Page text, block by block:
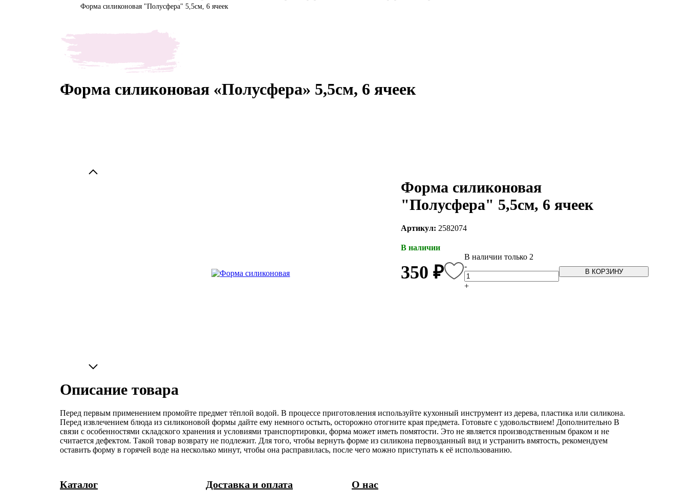
Форма силиконовая "Полусфера" 5,5см, 6 ячеек
Форма силиконовая «Полусфера» 5,5см, 6 ячеек
Форма силиконовая
"Полусфера" 5,5см, 6 ячеек
Артикул: 2582074
В наличии
350 ₽
В наличии только 2
-
+
В КОРЗИНУ
Описание товара
Перед первым применением промойте предмет тёплой водой. В процессе приготовления используйте кухонный инструмент из дерева, пластика или силикона.
Перед извлечением блюда из силиконовой формы дайте ему немного остыть, осторожно отогните края предмета. Готовьте с удовольствием! Дополнительно В
связи с особенностями складского хранения и условиями транспортировки, форма может иметь помятости. Это не является производственным браком и не
считается дефектом. Такой товар возврату не подлежит. Для того, чтобы вернуть форме из силикона первозданный вид и устранить вмятость, рекомендуем
оставить форму в горячей воде на несколько минут, чтобы она расправилась, после чего можно приступать к её использованию.
Каталог Доставка и оплата О нас